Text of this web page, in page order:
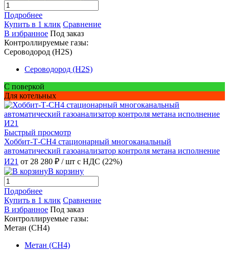
Подробнее
Купить в 1 клик Сравнение
В избранное Под заказ
Контроллируемые газы:
Сероводород (H2S)
Сероводород (H2S)
С поверкой
Для котельных
Быстрый просмотр
Хоббит-Т-CH4 стационарный многоканальный
автоматический газоанализатор контроля метана исполнение
И21 от 28 280 ₽ / шт с НДС (22%)
В корзину
Подробнее
Купить в 1 клик Сравнение
В избранное Под заказ
Контроллируемые газы:
Метан (CH4)
Метан (CH4)